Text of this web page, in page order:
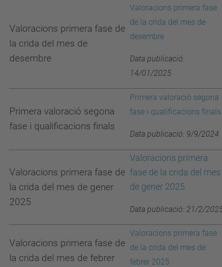
Valoracions primera fase de
la crida del mes de
desembre
Valoracions primera fase
de la crida del mes de
desembre
Data publicació:
14/01/2025
Primera valoració segona
fase i qualificacions finals
Primera valoració segona
fase i qualificacions finals
Data publicació: 9/9/2024
Valoracions primera fase de
la crida del mes de gener
2025
Valoracions primera
fase de la crida del mes
de gener 2025
Data publicació: 21/2/
Valoracions primera fase de
la crida del mes de febrer
Valoracions primera fase
de la crida del mes de
febrer 2025